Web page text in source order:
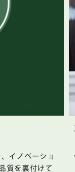
イノベーショ
質を裏付けて